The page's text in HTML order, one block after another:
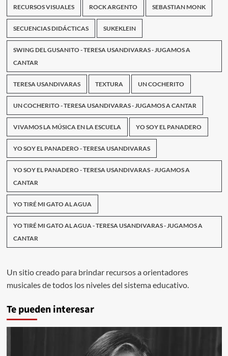
RECURSOS VISUALES ROCK ARGENTO SEBASTIAN MONK
SECUENCIAS DIDÁCTICAS SUKEKLEIN
SWING DEL GUSANITO - TERESA USANDIVARAS - JUGAMOS A
CANTAR
TERESA USANDIVARAS TEXTURA UN COCHERITO
UN COCHERITO - TERESA USANDIVARAS - JUGAMOS A CANTAR
VIVAMOS LA MÚSICA EN LA ESCUELA YO SOY EL PANADERO
YO SOY EL PANADERO - TERESA USANDIVARAS
YO SOY EL PANADERO - TERESA USANDIVARAS - JUGAMOS A
CANTAR
YO TIRÉ MI GATO AL AGUA
YO TIRÉ MI GATO AL AGUA - TERESA USANDIVARAS - JUGAMOS A
CANTAR
Un sitio creado para brindar recursos a orientadores
musicales de todos los niveles del sistema educativo.
Te pueden interesar